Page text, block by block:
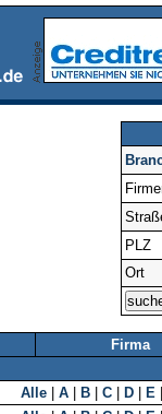
PLZ
Ort
Firma
Alle A B C D E